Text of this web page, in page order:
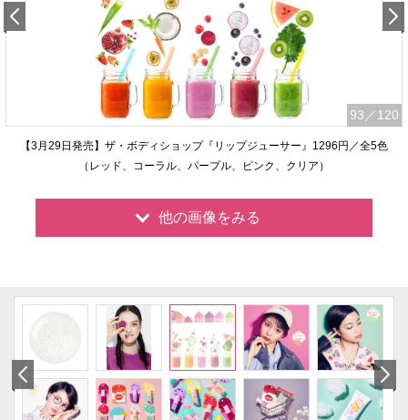
93 ／120
【3月29日発売】ザ・ボディショップ『リップジューサー』1296円／全5色
（レッド、コーラル、パープル、ピンク、クリア）
他の画像をみる